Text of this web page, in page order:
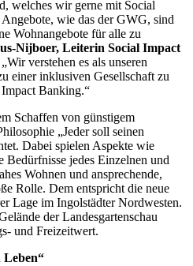
welches wir gerne mit Social
wie das der GWG, sind
Wohnangebote für alle zu
Nijboer, Leiterin Social Impact
verstehen es als unseren
einer inklusiven Gesellschaft zu
Banking.“
Schaffen von günstigem
„Jeder soll seinen
Dabei spielen Aspekte wie
jedes Einzelnen und
Wohnen und ansprechende,
Rolle. Dem entspricht die neue
Lage im Ingolstädter Nordwesten.
der Landesgartenschau
und Freizeitwert.
Leben“